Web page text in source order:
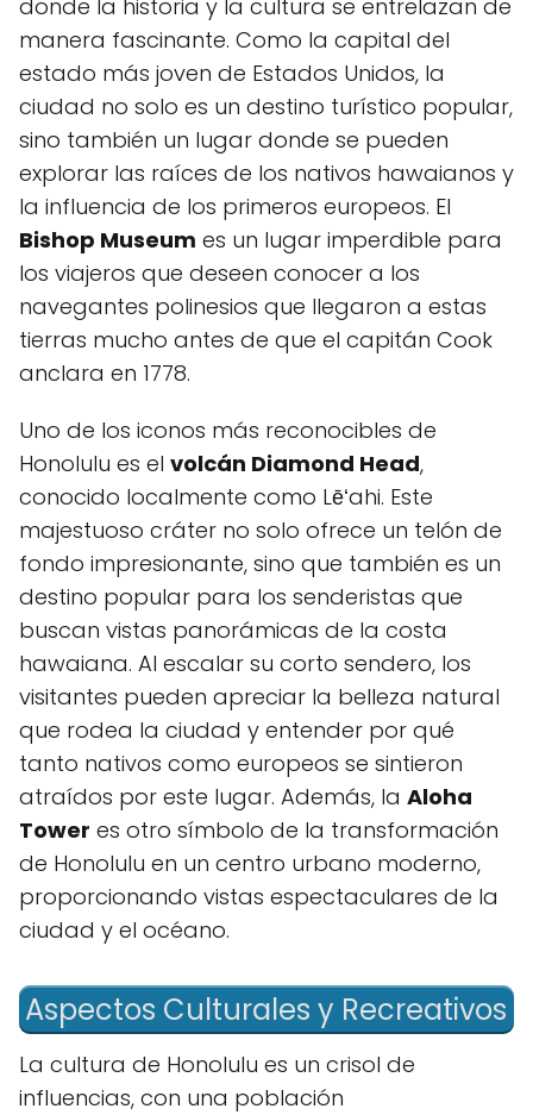
donde la historia y la cultura​ se entrelazan ⁣de
manera fascinante. Como la capital⁣ del
estado ‌más joven de​ Estados‌ Unidos, ⁣la
ciudad ​no solo es un⁤ destino turístico popular,
sino también un ‍lugar donde⁣ se pueden
explorar ⁤las raíces de los nativos hawaianos y
la influencia de los primeros europeos.⁣ El
Bishop Museum es un lugar⁢ imperdible para
los viajeros que deseen conocer a los
navegantes polinesios que llegaron‍ a estas
tierras mucho antes ⁢de que el capitán Cook
‌anclara en 1778.
Uno de los iconos ⁣más reconocibles⁣ de
Honolulu es el volcán Diamond Head,
conocido localmente como Lēʻahi. Este
majestuoso cráter no solo ofrece un telón de
fondo impresionante, sino que ⁣también es un
destino popular para los senderistas que
buscan vistas panorámicas de la costa
hawaiana. Al⁢ escalar su corto sendero,​ los
visitantes pueden apreciar​ la belleza natural
que rodea la ciudad y entender por qué
tanto nativos como europeos se sintieron
atraídos por este lugar.​ Además, la Aloha
Tower es otro símbolo de la transformación
de ‍Honolulu en un centro urbano moderno,
proporcionando vistas espectaculares ⁢de la
ciudad y ⁢el océano.
Aspectos Culturales y Recreativos
La ​cultura de​ Honolulu es un crisol de
⁤influencias, con una población